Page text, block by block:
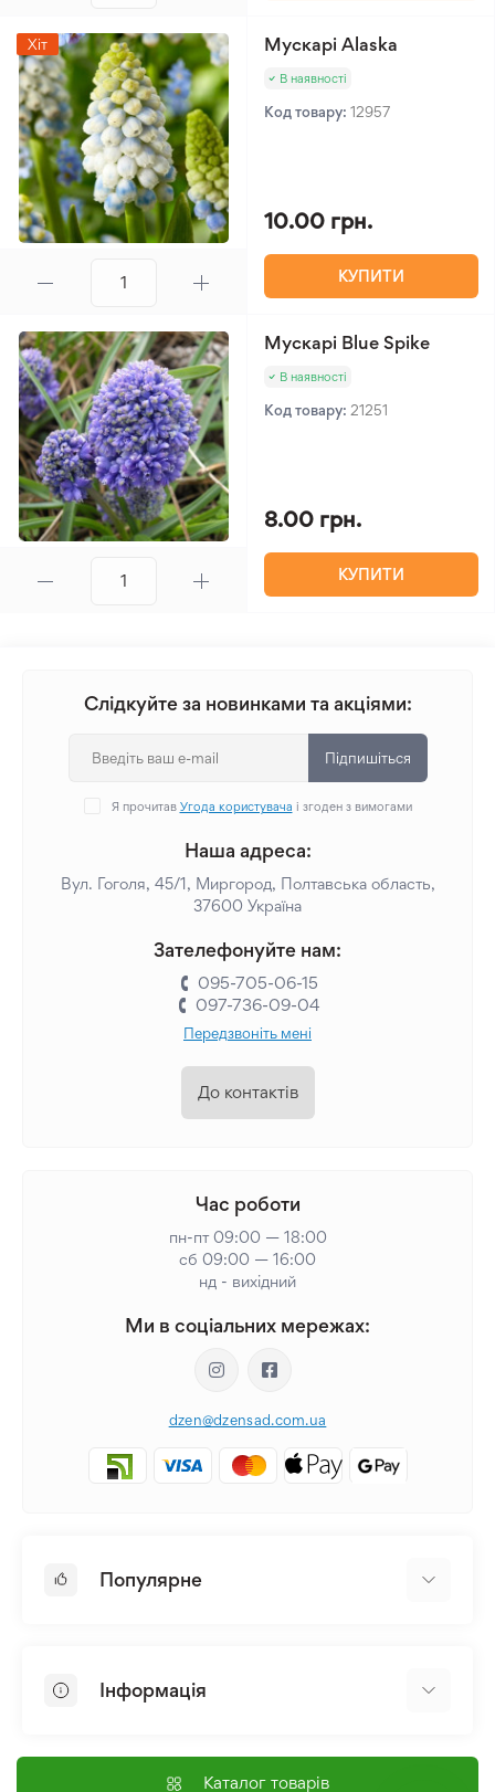
Хіт Мускарі Alaska
В наявності
Код товару: 12957
10.00 грн.
КУПИТИ
Мускарі Blue Spike
В наявності
Код товару: 21251
8.00 грн.
КУПИТИ
Слідкуйте за новинками та акціями:
Підпишіться
Я прочитав Угода користувача і згоден з вимогами
Наша адреса:
Вул. Гоголя, 45/1, Миргород, Полтавська область,
37600 Україна
Зателефонуйте нам:
095-705-06-15
097-736-09-04
Передзвоніть мені
До контактів
Час роботи
пн-пт 09:00 — 18:00
сб 09:00 — 16:00
нд - вихідний
Ми в соціальних мережах:
dzen@dzensad.com.ua
Популярне
Лілія
Насіння
Інформація
Доставка і оплата
Каталог товарів